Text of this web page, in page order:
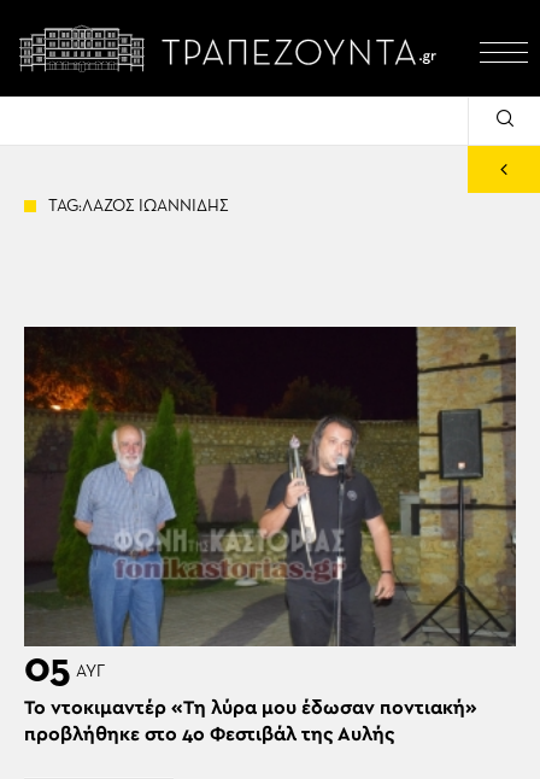
TAG:ΛΑΖΟΣ ΙΩΑΝΝΙΔΗΣ
05 ΑΥΓ
Το ντοκιμαντέρ «Τη λύρα μου έδωσαν ποντιακή»
προβλήθηκε στο 4ο Φεστιβάλ της Αυλής